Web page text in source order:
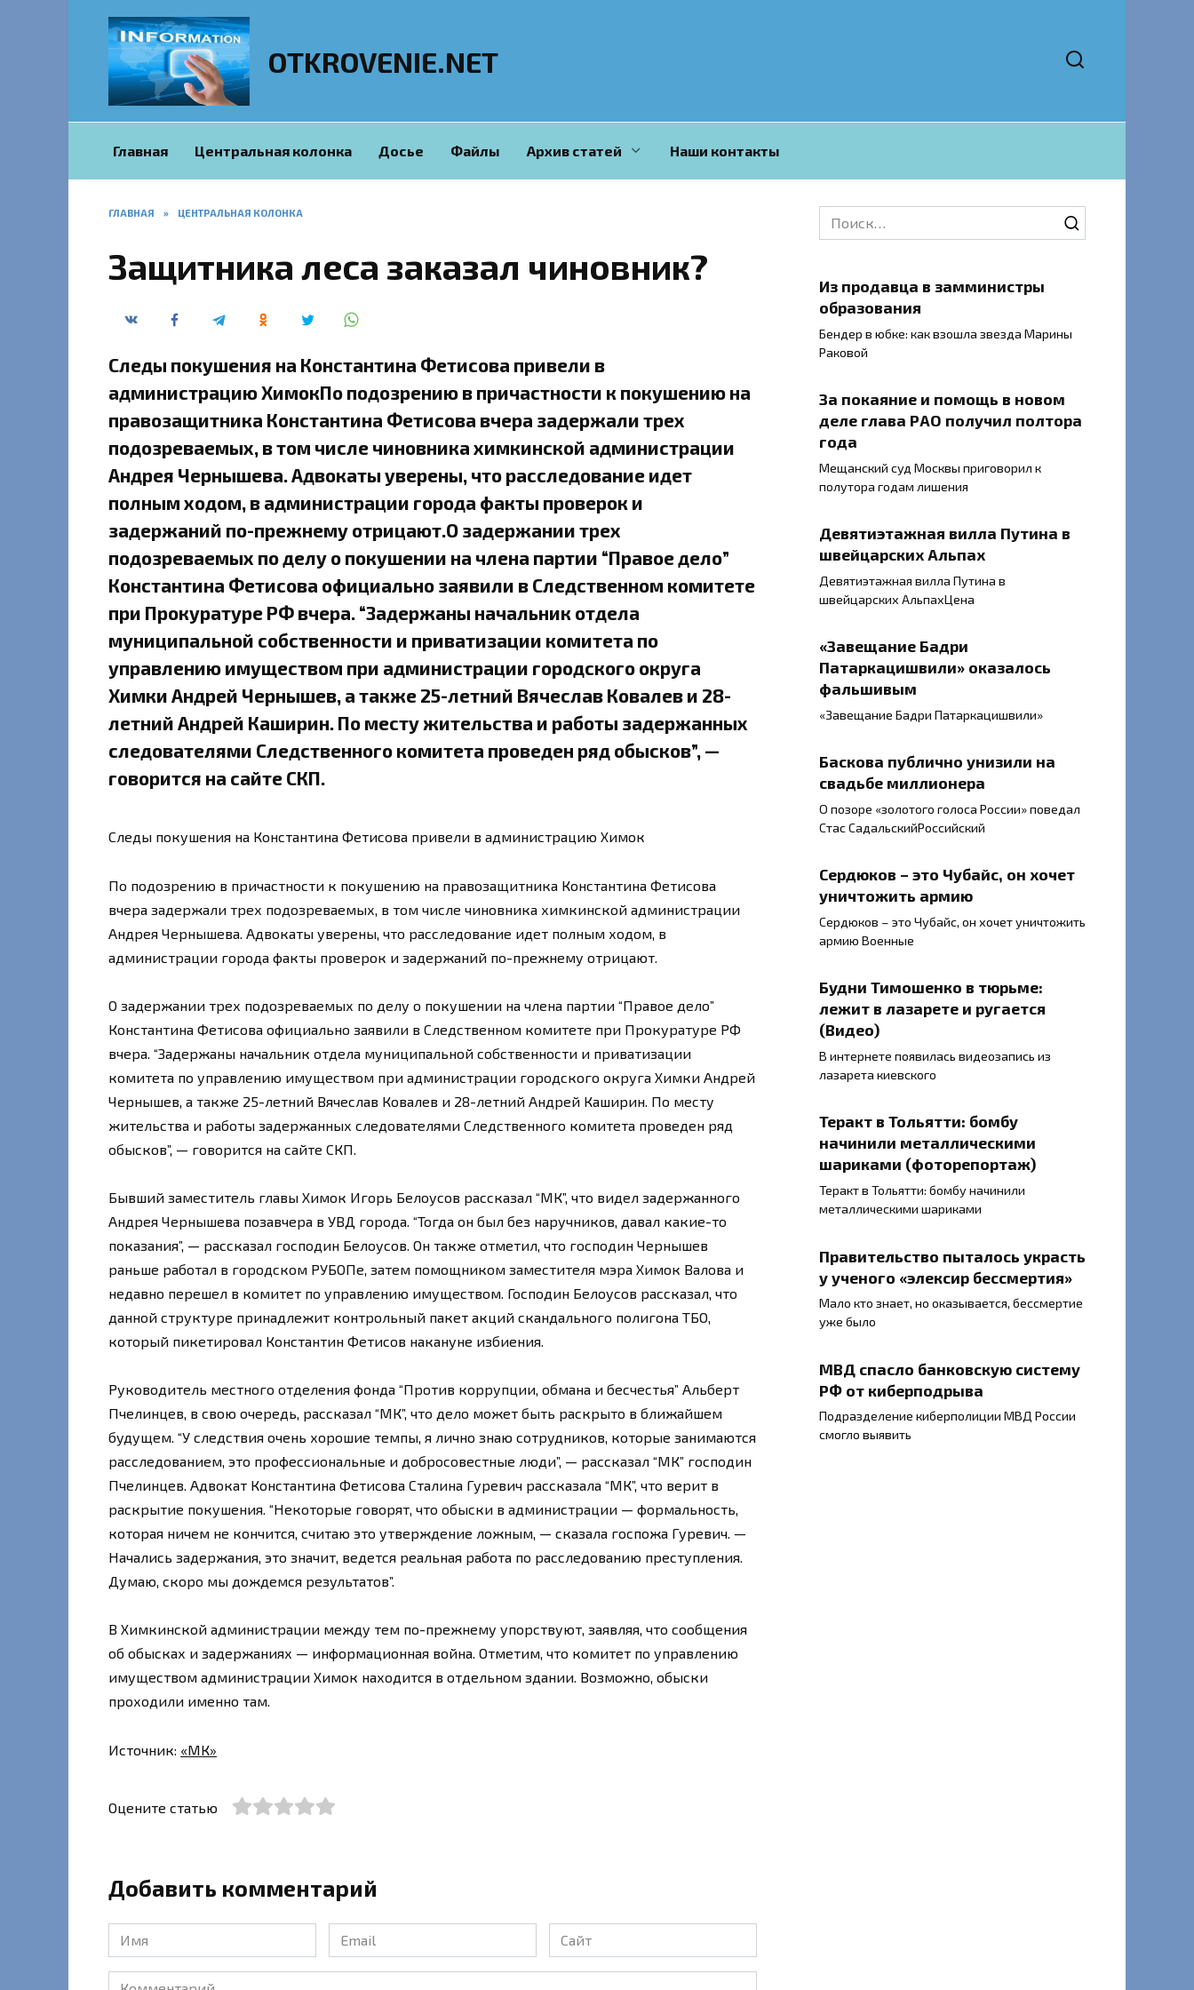
OTKROVENIE.NET
Главная Центральная колонка Досье Файлы Архив статей Наши контакты
ГЛАВНАЯ » ЦЕНТРАЛЬНАЯ КОЛОНКА
Защитника леса заказал чиновник?
Следы покушения на Константина Фетисова привели в
администрацию ХимокПо подозрению в причастности к покушению на
правозащитника Константина Фетисова вчера задержали трех
подозреваемых, в том числе чиновника химкинской администрации
Андрея Чернышева. Адвокаты уверены, что расследование идет
полным ходом, в администрации города факты проверок и
задержаний по-прежнему отрицают.О задержании трех
подозреваемых по делу о покушении на члена партии “Правое дело”
Константина Фетисова официально заявили в Следственном комитете
при Прокуратуре РФ вчера. “Задержаны начальник отдела
муниципальной собственности и приватизации комитета по
управлению имуществом при администрации городского округа
Химки Андрей Чернышев, а также 25-летний Вячеслав Ковалев и 28-
летний Андрей Каширин. По месту жительства и работы задержанных
следователями Следственного комитета проведен ряд обысков”, —
говорится на сайте СКП.
Следы покушения на Константина Фетисова привели в администрацию Химок
По подозрению в причастности к покушению на правозащитника Константина Фетисова
вчера задержали трех подозреваемых, в том числе чиновника химкинской администрации
Андрея Чернышева. Адвокаты уверены, что расследование идет полным ходом, в
администрации города факты проверок и задержаний по-прежнему отрицают.
О задержании трех подозреваемых по делу о покушении на члена партии “Правое дело”
Константина Фетисова официально заявили в Следственном комитете при Прокуратуре РФ
вчера. “Задержаны начальник отдела муниципальной собственности и приватизации
комитета по управлению имуществом при администрации городского округа Химки Андрей
Чернышев, а также 25-летний Вячеслав Ковалев и 28-летний Андрей Каширин. По месту
жительства и работы задержанных следователями Следственного комитета проведен ряд
обысков”, — говорится на сайте СКП.
Бывший заместитель главы Химок Игорь Белоусов рассказал “МК”, что видел задержанного
Андрея Чернышева позавчера в УВД города. “Тогда он был без наручников, давал какие-то
показания”, — рассказал господин Белоусов. Он также отметил, что господин Чернышев
раньше работал в городском РУБОПе, затем помощником заместителя мэра Химок Валова и
недавно перешел в комитет по управлению имуществом. Господин Белоусов рассказал, что
данной структуре принадлежит контрольный пакет акций скандального полигона ТБО,
который пикетировал Константин Фетисов накануне избиения.
Руководитель местного отделения фонда “Против коррупции, обмана и бесчестья” Альберт
Пчелинцев, в свою очередь, рассказал “МК”, что дело может быть раскрыто в ближайшем
будущем. “У следствия очень хорошие темпы, я лично знаю сотрудников, которые занимаются
расследованием, это профессиональные и добросовестные люди”, — рассказал “МК” господин
Пчелинцев. Адвокат Константина Фетисова Сталина Гуревич рассказала “МК”, что верит в
раскрытие покушения. “Некоторые говорят, что обыски в администрации — формальность,
которая ничем не кончится, считаю это утверждение ложным, — сказала госпожа Гуревич. —
Начались задержания, это значит, ведется реальная работа по расследованию преступления.
Думаю, скоро мы дождемся результатов”.
В Химкинской администрации между тем по-прежнему упорствуют, заявляя, что сообщения
об обысках и задержаниях — информационная война. Отметим, что комитет по управлению
имуществом администрации Химок находится в отдельном здании. Возможно, обыски
проходили именно там.
Источник: «МК»
Оцените статью
Добавить комментарий
Имя
*
Email
*
Сайт
Комментарий
Search
for:
Из продавца в замминистры
образования
Бендер в юбке: как взошла звезда Марины
Раковой
За покаяние и помощь в новом
деле глава РАО получил полтора
года
Мещанский суд Москвы приговорил к
полутора годам лишения
Девятиэтажная вилла Путина в
швейцарских Альпах
Девятиэтажная вилла Путина в
швейцарских АльпахЦена
«Завещание Бадри
Патаркацишвили» оказалось
фальшивым
«Завещание Бадри Патаркацишвили»
Баскова публично унизили на
свадьбе миллионера
О позоре «золотого голоса России» поведал
Стас СадальскийРоссийский
Сердюков – это Чубайс, он хочет
уничтожить армию
Сердюков – это Чубайс, он хочет уничтожить
армию Военные
Будни Тимошенко в тюрьме:
лежит в лазарете и ругается
(Видео)
В интернете появилась видеозапись из
лазарета киевского
Теракт в Тольятти: бомбу
начинили металлическими
шариками (фоторепортаж)
Теракт в Тольятти: бомбу начинили
металлическими шариками
Правительство пыталось украсть
у ученого «элексир бессмертия»
Мало кто знает, но оказывается, бессмертие
уже было
МВД спасло банковскую систему
РФ от киберподрыва
Подразделение киберполиции МВД России
смогло выявить